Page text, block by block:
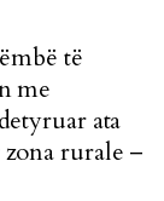
të
me
ata
rurale –